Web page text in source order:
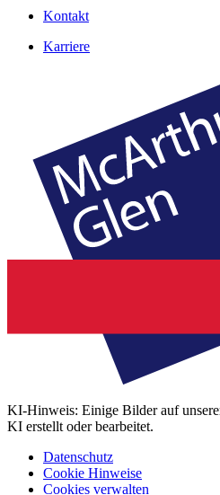
Kontakt
Karriere
KI-Hinweis: Einige Bilder auf
KI erstellt oder bearbeitet.
Datenschutz
Cookie Hinweise
Cookies verwalten